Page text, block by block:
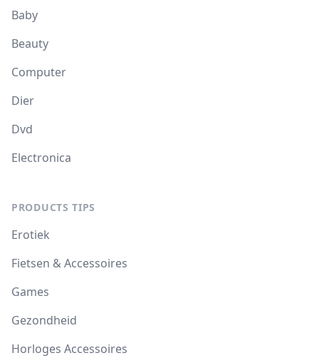
Baby
Beauty
Computer
Dier
Dvd
Electronica
PRODUCTS TIPS
Erotiek
Fietsen & Accessoires
Games
Gezondheid
Horloges Accessoires